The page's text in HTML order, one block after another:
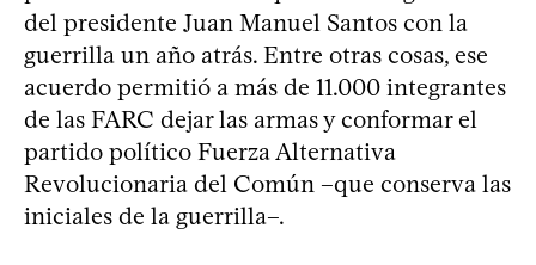
del presidente Juan Manuel Santos con la
guerrilla un año atrás. Entre otras cosas, ese
acuerdo permitió a más de 11.000 integrantes
de las FARC dejar las armas y conformar el
partido político Fuerza Alternativa
Revolucionaria del Común –que conserva las
iniciales de la guerrilla–.